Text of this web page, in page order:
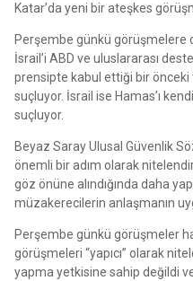
Katar’da yeni bir ateşkes
Perşembe günkü görüşmelere
İsrail’i ABD ve uluslararası
prensipte kabul ettiği bir
suçluyor. İsrail ise Hamas’ı
suçluyor.
Beyaz Saray Ulusal Güvenlik
önemli bir adım olarak
göz önüne alındığında daha
müzakerecilerin anlaşmanın
Perşembe günkü görüşmeler
görüşmeleri “yapıcı” olarak
yapma yetkisine sahip değildi